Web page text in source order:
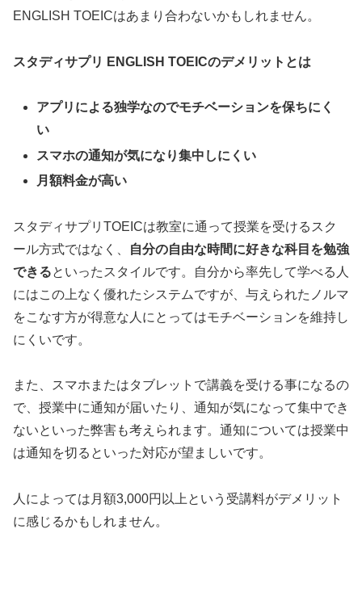
ENGLISH TOEICはあまり合わないかもしれません。
スタディサプリ ENGLISH TOEICのデメリットとは
アプリによる独学なのでモチベーションを保ちにく
い
スマホの通知が気になり集中しにくい
月額料金が高い
スタディサプリTOEICは教室に通って授業を受けるスク
ール方式ではなく、
自分の自由な時間に好きな科目を勉強
できるといったスタイルです。自分から率先して学べる人
にはこの上なく優れたシステムですが、与えられたノルマ
をこなす方が得意な人にとってはモチベーションを維持し
にくいです。
また、スマホまたはタブレットで講義を受ける事になるの
で、授業中に通知が届いたり、通知が気になって集中でき
ないといった弊害も考えられます。通知については授業中
は通知を切るといった対応が望ましいです。
人によっては月額3,000円以上という受講料がデメリット
に感じるかもしれません。